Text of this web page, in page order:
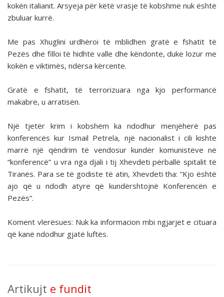
kokën italianit. Arsyeja për këtë vrasje të kobshme nuk është
zbuluar kurrë.
Me pas Xhuglini urdhëroi të mblidhen gratë e fshatit të
Pezës dhe filloi të hidhte valle dhe këndonte, duke lozur me
kokën e viktimës, ndërsa kërcente.
Gratë e fshatit, të terrorizuara nga kjo performancë
makabre, u arratisën.
Një tjetër krim i kobshëm ka ndodhur menjëherë pas
konferencës kur Ismail Petrela, një nacionalist i cili kishte
marrë një qëndrim të vendosur kundër komunistëve në
“konferencë” u vra nga djali i tij Xhevdeti përballë spitalit të
Tiranës. Para se të godiste të atin, Xhevdeti tha: “Kjo është
ajo që u ndodh atyre që kundërshtojnë Konferencën e
Pezës”.
Koment vlerësues: Nuk ka informacion mbi ngjarjet e cituara
që kanë ndodhur gjatë luftës.
Artikujt e fundit